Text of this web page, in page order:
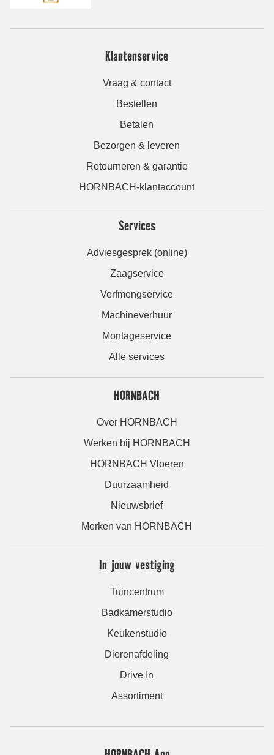
Klantenservice
Vraag & contact
Bestellen
Betalen
Bezorgen & leveren
Retourneren & garantie
HORNBACH-klantaccount
Services
Adviesgesprek (online)
Zaagservice
Verfmengservice
Machineverhuur
Montageservice
Alle services
HORNBACH
Over HORNBACH
Werken bij HORNBACH
HORNBACH Vloeren
Duurzaamheid
Nieuwsbrief
Merken van HORNBACH
In jouw vestiging
Tuincentrum
Badkamerstudio
Keukenstudio
Dierenafdeling
Drive In
Assortiment